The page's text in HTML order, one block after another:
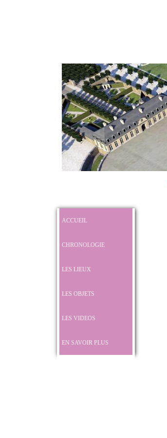
ACCUEIL
CHRONOLOGIE
LES LIEUX
LES OBJETS
LES VIDEOS
EN SAVOIR PLUS